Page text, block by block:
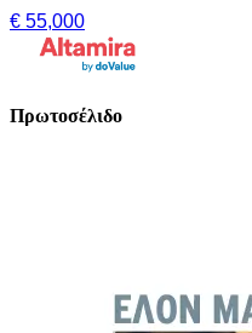
€ 55,000
Πρωτοσέλιδο